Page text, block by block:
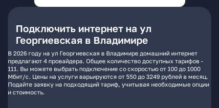
Подключить интернет на ул
Георгиевская в Владимире
В 2026 году на ул Георгиевская в Владимире домашний интернет
предлагают 4 провайдера. Общее количество доступных тарифов -
111. Вы можете выбрать подключение со скоростью от 100 до 1000
Мбит/с. Цены на услуги варьируются от 550 до 3249 рублей в месяц.
Подайте заявку на подходящий тариф, учитывая необходимые опции
и стоимость.